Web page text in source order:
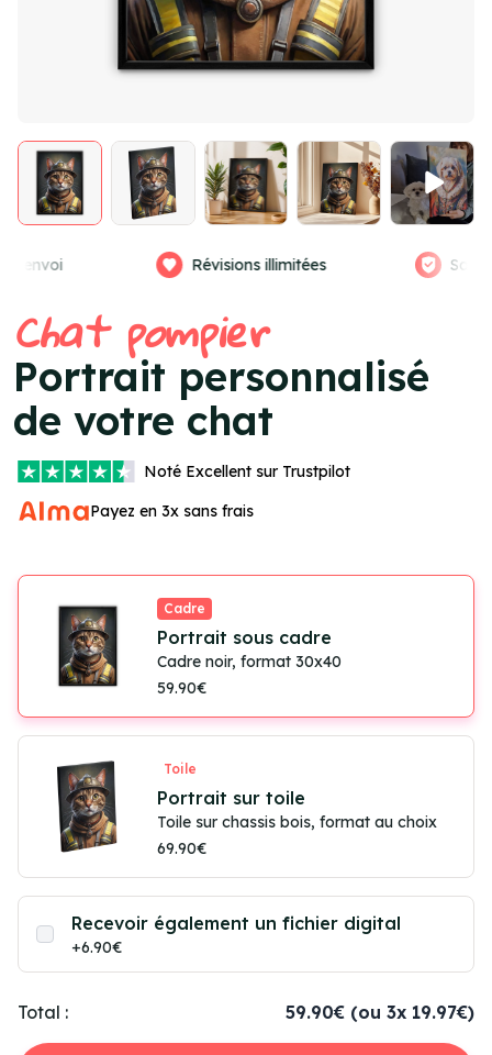
Satisfaction garantie
4
of
4
Chat pompier
Portrait personnalisé
de votre chat
Noté Excellent sur Trustpilot
Payez en 3x sans frais
Cadre
Portrait sous cadre
Cadre noir, format 30x40
59.90€
Toile
Portrait sur toile
Toile sur chassis bois, format au choix
69.90€
Recevoir également un fichier digital
+6.90€
Total : 59.90€ (ou 3x 19.97€)